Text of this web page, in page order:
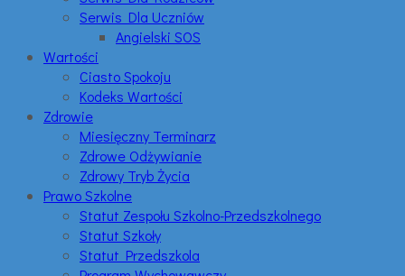
Serwis Dla Uczniów
Angielski SOS
Wartości
Ciasto Spokoju
Kodeks Wartości
Zdrowie
Miesięczny Terminarz
Zdrowe Odżywianie
Zdrowy Tryb Życia
Prawo Szkolne
Statut Zespołu Szkolno-Przedszkolnego
Statut Szkoły
Statut Przedszkola